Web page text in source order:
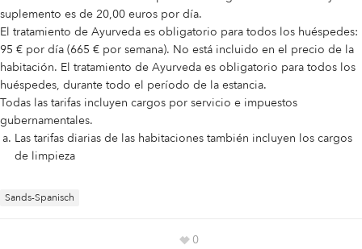
suplemento es de 20,00 euros por día.
El tratamiento de Ayurveda es obligatorio para todos los huéspedes:
95 € por día (665 € por semana). No está incluido en el precio de la
habitación. El tratamiento de Ayurveda es obligatorio para todos los
huéspedes, durante todo el período de la estancia.
Todas las tarifas incluyen cargos por servicio e impuestos
gubernamentales.
Las tarifas diarias de las habitaciones también incluyen los cargos
de limpieza
Sands-Spanisch
0